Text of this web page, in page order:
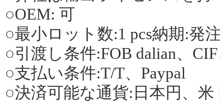
○OEM: 可
○最小ロット数:1 pcs納期:発
○引渡し条件:FOB dalian、
○支払い条件:T/T、Paypal
○決済可能な通貨:日本円、米